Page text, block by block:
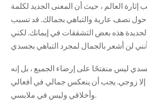
إثارة العالم ، حيث أن المعنى الجديد لكلمة
حول نصف عارية والتباهي بجمالك. قد تسبب
هذه بعض التشققات في إيمانك. لكني
ليس منفتحًا على إرضاء الجميع ، بل إنه
إلا زوجي. يجب أن ينعكس جمالي في أفعالي
وأخلاقي وليس في ملابسي.